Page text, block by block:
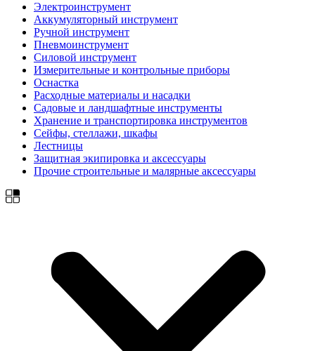
Электроинструмент
Аккумуляторный инструмент
Ручной инструмент
Пневмоинструмент
Силовой инструмент
Измерительные и контрольные приборы
Оснастка
Расходные материалы и насадки
Садовые и ландшафтные инструменты
Хранение и транспортировка инструментов
Сейфы, стеллажи, шкафы
Лестницы
Защитная экипировка и аксессуары
Прочие строительные и малярные аксессуары